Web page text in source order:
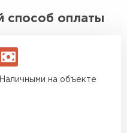
способ оплаты
Наличными на объекте